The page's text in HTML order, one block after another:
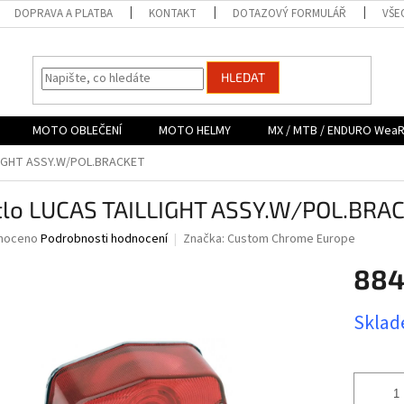
DOPRAVA A PLATBA KONTAKT DOTAZOVÝ FORMULÁŘ
HLEDAT
MOTO OBLEČENÍ MOTO HELMY MX / MTB / ENDURO WeaR
ASSY.W/POL.BRACKET
LUCAS TAILLIGHT ASSY.W/
Podrobnosti hodnocení Značka: Custom Chrome Europe
cena: